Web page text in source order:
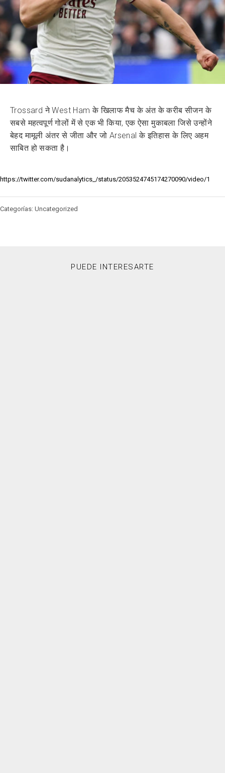
Trossard ने West Ham के खिलाफ मैच के अंत के करीब सीजन के
सबसे महत्वपूर्ण गोलों में से एक भी किया, एक ऐसा मुकाबला जिसे उन्होंने
बेहद मामूली अंतर से जीता और जो Arsenal के इतिहास के लिए अहम
साबित हो सकता है।
https://twitter.com/sudanalytics_/status/2053524745174270090/video/1
Categorías: Uncategorized
PUEDE INTERESARTE